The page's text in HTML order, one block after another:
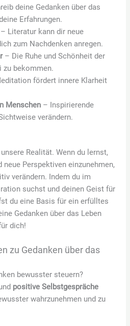
deine Gedanken über das
Erfahrungen.
Literatur kann dir neue
zum Nachdenken anregen.
– Die Ruhe und Schönheit der
zu bekommen.
fördert innere Klarheit
Menschen – Inspirierende
verändern.
Realität. Wenn du lernst,
Perspektiven einzunehmen,
verändern. Indem du im
suchst und deinen Geist für
du eine Basis für ein erfülltes
Gedanken über das Leben
dich!
zu Gedanken über das
bewusster steuern?
positive Selbstgespräche
wahrzunehmen und zu